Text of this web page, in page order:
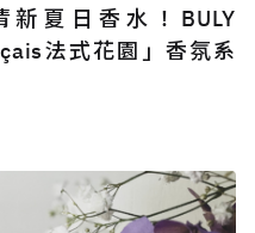
夏日香水！BULY
法式花園」香氛系